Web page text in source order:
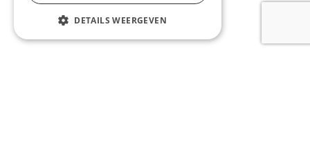
DETAILS WEERGEVEN